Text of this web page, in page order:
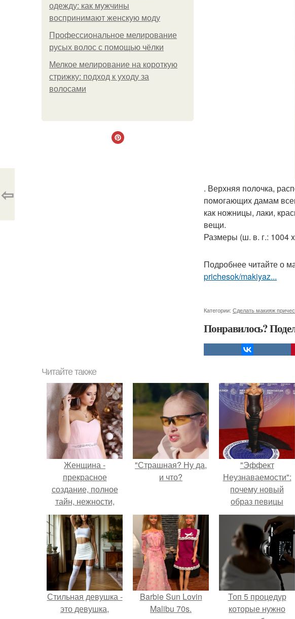
одежду: как мужчины
воспринимают женскую моду
Профессиональное мелирование
русых волос с помощью чёлки
Мелкое мелирование на короткую
стрижку: подход к уходу за
волосами
. Верхняя полочка,
помогающих дамам
как ножницы, лаки,
вещи.
Размеры (ш. в. г.: 1004
Подробнее читайте о
prichesok/makiyaz...
Категории: Сделать макияж
Понравилось?
⇦
Читайте также
Женщина -
прекрасное
создание, полное
тайн, нежности,
сексуальности,
энергии, красоты и
обаяния.
"Страшная? Ну да,
и что?
"Эффект
Неузнаваемости":
почему новый
образ певицы
вызвал споры о
гранях
возможного?
Стильная девушка -
это девушка,
Barbie Sun Lovin
Malibu 70s.
Топ 5 процедур
которые нужно